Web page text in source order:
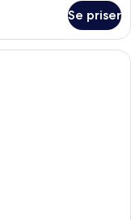
Se priser
med skrivebord,